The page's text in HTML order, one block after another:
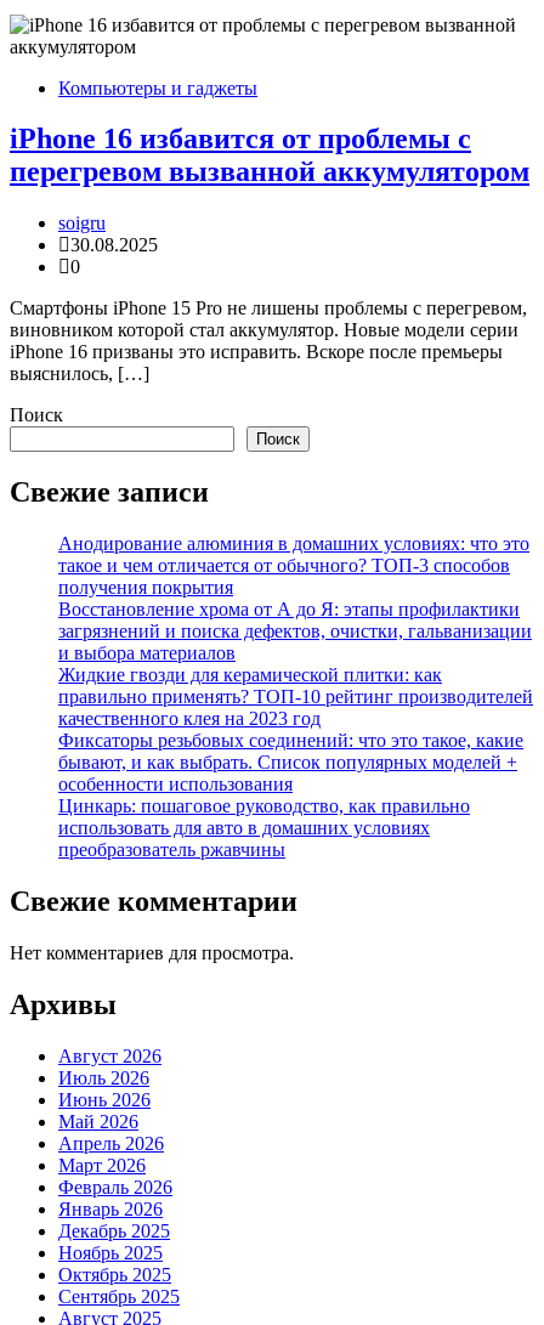
Компьютеры и гаджеты
iPhone 16 избавится от проблемы с
перегревом вызванной аккумулятором
soigru
30.08.2025
0
Смартфоны iPhone 15 Pro не лишены проблемы с перегревом,
виновником которой стал аккумулятор. Новые модели серии
iPhone 16 призваны это исправить. Вскоре после премьеры
выяснилось, […]
Поиск
Поиск
Свежие записи
Анодирование алюминия в домашних условиях: что это
такое и чем отличается от обычного? ТОП-3 способов
получения покрытия
Восстановление хрома от А до Я: этапы профилактики
загрязнений и поиска дефектов, очистки, гальванизации
и выбора материалов
Жидкие гвозди для керамической плитки: как
правильно применять? ТОП-10 рейтинг производителей
качественного клея на 2023 год
Фиксаторы резьбовых соединений: что это такое, какие
бывают, и как выбрать. Список популярных моделей +
особенности использования
Цинкарь: пошаговое руководство, как правильно
использовать для авто в домашних условиях
преобразователь ржавчины
Свежие комментарии
Нет комментариев для просмотра.
Архивы
Август 2026
Июль 2026
Июнь 2026
Май 2026
Апрель 2026
Март 2026
Февраль 2026
Январь 2026
Декабрь 2025
Ноябрь 2025
Октябрь 2025
Сентябрь 2025
Август 2025